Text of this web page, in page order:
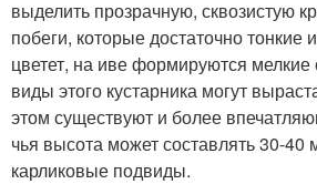
выделить прозрачную, сквозистую
побеги, которые достаточно тонкие
цветет, на иве формируются мелкие
виды этого кустарника могут
этом существуют и более
чья высота может составлять 30-
карликовые подвиды.